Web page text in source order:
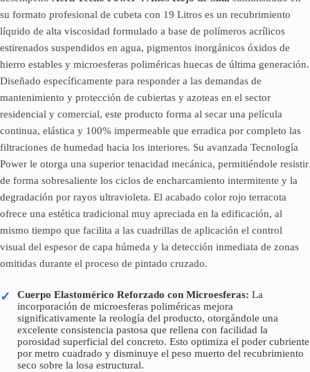
su formato profesional de cubeta con 19 Litros es un recubrimiento
líquido de alta viscosidad formulado a base de polímeros acrílicos
estirenados suspendidos en agua, pigmentos inorgánicos óxidos de
hierro estables y microesferas poliméricas huecas de última generación.
Diseñado específicamente para responder a las demandas de
mantenimiento y protección de cubiertas y azoteas en el sector
residencial y comercial, este producto forma al secar una película
continua, elástica y 100% impermeable que erradica por completo las
filtraciones de humedad hacia los interiores. Su avanzada Tecnología
Power le otorga una superior tenacidad mecánica, permitiéndole resistir
de forma sobresaliente los ciclos de encharcamiento intermitente y la
degradación por rayos ultravioleta. El acabado color rojo terracota
ofrece una estética tradicional muy apreciada en la edificación, al
mismo tiempo que facilita a las cuadrillas de aplicación el control
visual del espesor de capa húmeda y la detección inmediata de zonas
omitidas durante el proceso de pintado cruzado.
✓ Cuerpo Elastomérico Reforzado con Microesferas: La
incorporación de microesferas poliméricas mejora
significativamente la reología del producto, otorgándole una
excelente consistencia pastosa que rellena con facilidad la
porosidad superficial del concreto. Esto optimiza el poder cubriente
por metro cuadrado y disminuye el peso muerto del recubrimiento
seco sobre la losa estructural.